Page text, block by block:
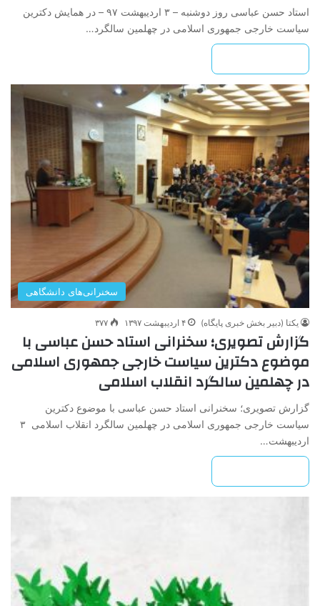
استاد حسن عباسی روز دوشنبه – ۳ اردیبهشت ۹۷ – در همایش دکترین
سیاست خارجی جمهوری اسلامی در چهلمین سالگرد…
سخنرانی‌های دانشگاهی
یکتا (دبیر بخش خبری پایگاه) ۴ اردیبهشت ۱۳۹۷ ۳۷۷
گزارش تصویری؛ سخنرانی استاد حسن عباسی با
موضوع دکترین سیاست خارجی جمهوری اسلامی
در چهلمین سالگرد انقلاب اسلامی
گزارش تصویری؛ سخنرانی استاد حسن عباسی با موضوع دکترین
سیاست خارجی جمهوری اسلامی در چهلمین سالگرد انقلاب اسلامی ۳
اردیبهشت…